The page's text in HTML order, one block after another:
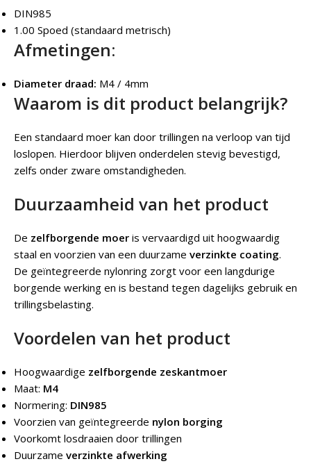
DIN985
1.00 Spoed (standaard metrisch)
Afmetingen:
Diameter draad: M4 / 4mm
Waarom is dit product belangrijk?
Een standaard moer kan door trillingen na verloop van tijd
loslopen. Hierdoor blijven onderdelen stevig bevestigd,
zelfs onder zware omstandigheden.
Duurzaamheid van het product
De zelfborgende moer is vervaardigd uit hoogwaardig
staal en voorzien van een duurzame verzinkte coating.
De geïntegreerde nylonring zorgt voor een langdurige
borgende werking en is bestand tegen dagelijks gebruik en
trillingsbelasting.
Voordelen van het product
Hoogwaardige zelfborgende zeskantmoer
Maat: M4
Normering: DIN985
Voorzien van geïntegreerde nylon borging
Voorkomt losdraaien door trillingen
Duurzame verzinkte afwerking